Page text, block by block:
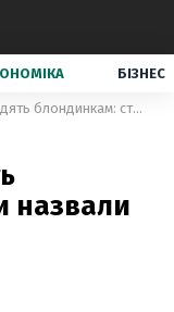
БІЗНЕС
Які кольори підходять блондинкам: стилісти назвали найкращі відтінки
назвали